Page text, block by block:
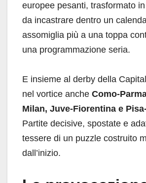
europee pesanti, trasformato
da incastrare dentro un
assomiglia più a una toppa
una programmazione seria.
E insieme al derby della
nel vortice anche Como-
Milan, Juve-Fiorentina e
Partite decisive, spostate e
tessere di un puzzle costruito
dall’inizio.